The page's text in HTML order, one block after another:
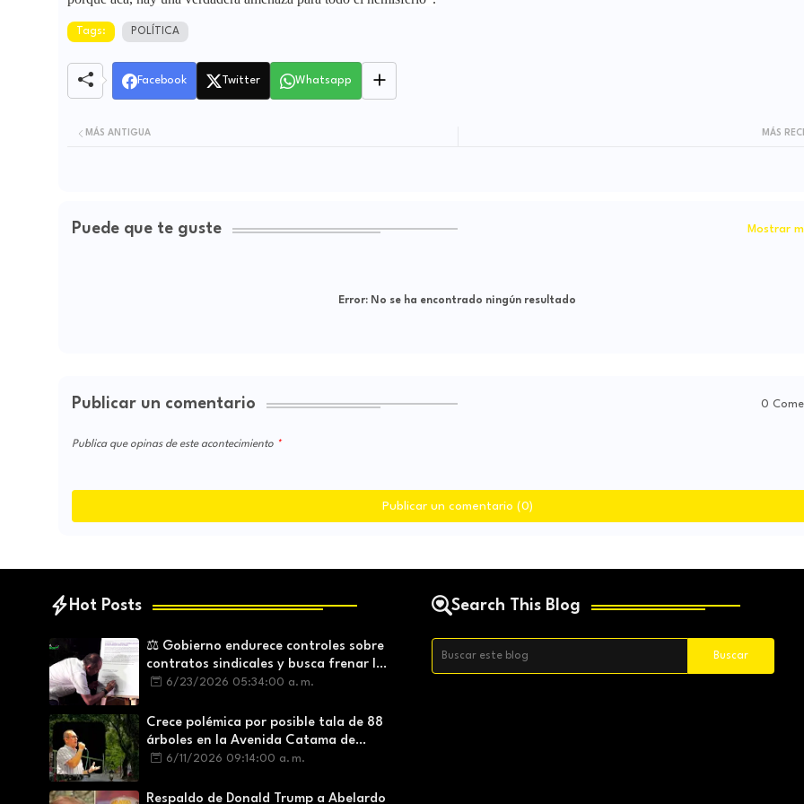
Tags: POLÍTICA
Facebook Twitter Whatsapp
MÁS
MÁS ANTIGUA
Puede que te guste Mostrar
Error: No se ha encontrado ningún resultado
Publicar un comentario 0
Publica que opinas de este acontecimiento
Publicar un comentario (0)
Hot Posts
⚖️ Gobierno endurece controles sobre
contratos sindicales y busca frenar la
intermediación laboral ilegal
6/23/2026 05:34:00 a. m.
Crece polémica por posible tala de 88
árboles en la Avenida Catama de
Villavicencio
6/11/2026 09:14:00 a. m.
Respaldo de Donald Trump a Abelardo
Search This Blog